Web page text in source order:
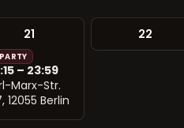
21
PARTY
– 23:59
Marx-Str.
12055 Berlin
22